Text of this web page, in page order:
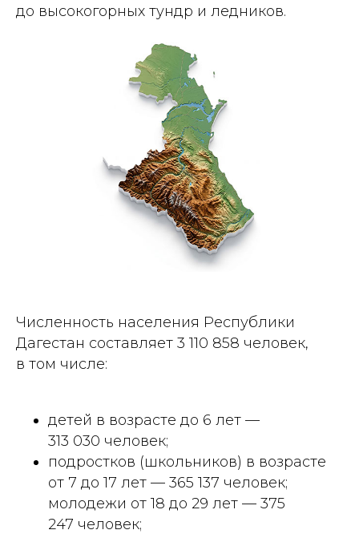
до высокогорных тундр и ледников.
Численность населения Республики
Дагестан составляет 3 110 858 человек,
в том числе:
детей в возрасте до 6 лет —
313 030 человек;
подростков (школьников) в возрасте
от 7 до 17 лет — 365 137 человек;
молодежи от 18 до 29 лет — 375
247 человек;